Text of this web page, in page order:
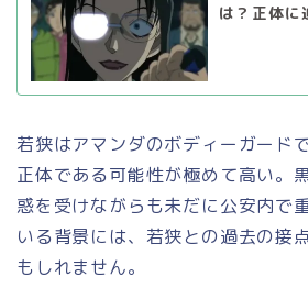
は？正体に
若狭はアマンダのボディーガード
正体である可能性が極めて高い。
惑を受けながらも未だに公安内で
いる背景には、若狭との過去の接
もしれません。